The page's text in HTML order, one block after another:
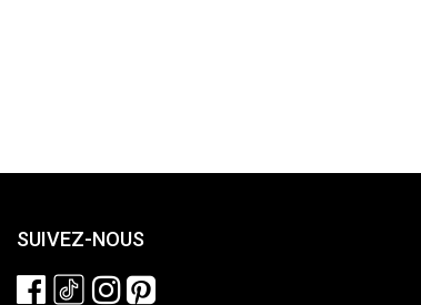
SUIVEZ-NOUS